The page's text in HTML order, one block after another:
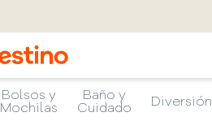
Bolsos y
Mochilas
Baño y
Cuidado
Diversión